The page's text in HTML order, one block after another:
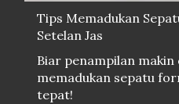
Tips Memadukan
Setelan Jas
Biar penampilan makin
memadukan sepatu
tepat!